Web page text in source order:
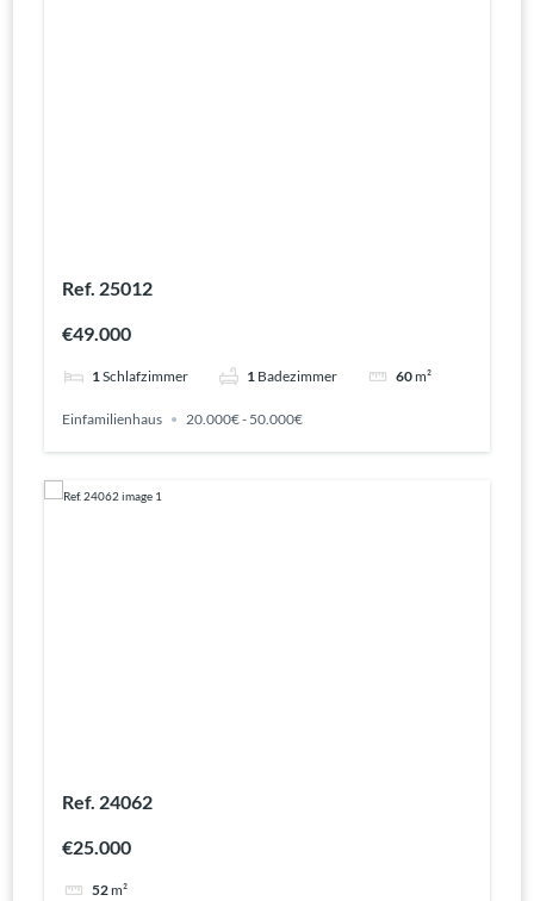
Ref. 25012
€49.000
1Schlafzimmer 1 Badezimmer 60m²
Einfamilienhaus 20.000€ - 50.000€
Ref. 24062
€25.000
52m²